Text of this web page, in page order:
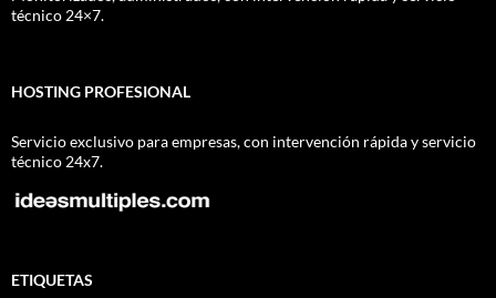
técnico 24×7.
HOSTING PROFESIONAL
Servicio exclusivo para empresas, con intervención rápida y servicio
técnico 24x7.
ETIQUETAS